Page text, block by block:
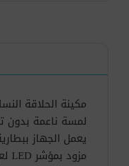
مكينة الحلاقة
لمسة ناعمة بدون
يعمل الجهاز
مزود بمؤشر LED لعرض حالة التشغيل والشحن.